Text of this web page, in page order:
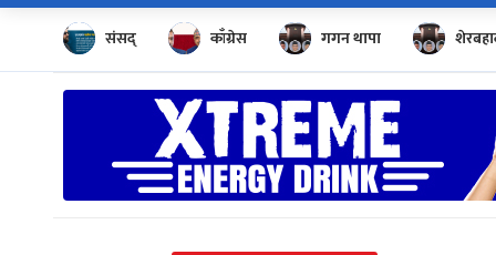
संसद् काँग्रेस गगन थापा